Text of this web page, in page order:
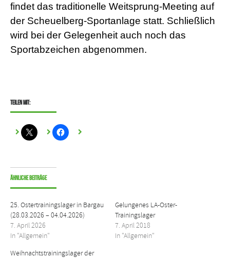
findet das traditionelle Weitsprung-Meeting auf
der Scheuelberg-Sportanlage statt. Schließlich
wird bei der Gelegenheit auch noch das
Sportabzeichen abgenommen.
Teilen mit:
Ähnliche Beiträge
25. Ostertrainingslager in Bargau
(28.03.2026 – 04.04.2026)
7. April 2026
In "Allgemein"
Gelungenes LA-Oster-
Trainingslager
7. April 2018
In "Allgemein"
Weihnachtstrainingslager der